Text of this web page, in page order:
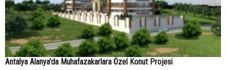
Antalya Alanya'da Muhafazakarlara Özel Konut Projesi